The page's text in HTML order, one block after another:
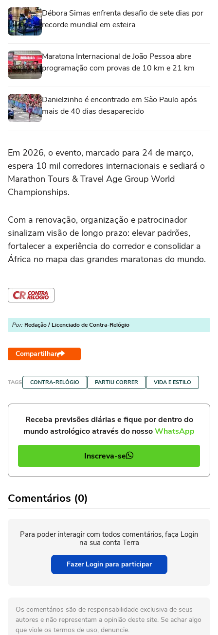
Débora Simas enfrenta desafio de sete dias por
recorde mundial em esteira
Maratona Internacional de João Pessoa abre
programação com provas de 10 km e 21 km
Danielzinho é encontrado em São Paulo após
mais de 40 dias desaparecido
Em 2026, o evento, marcado para 24 de março,
espera 10 mil corredores internacionais e sediará o
Marathon Tours & Travel Age Group World
Championships.
Com a renovação, organização e patrocinador
sinalizam visão de longo prazo: elevar padrões,
fortalecer a experiência do corredor e consolidar a
África no mapa das grandes maratonas do mundo.
Por: Redação / Licenciado de Contra-Relógio
Compartilhar
TAGS CONTRA-RELÓGIO PARTIU CORRER VIDA E ESTILO
Receba previsões diárias e fique por dentro do
mundo astrológico através do nossoWhatsApp
Inscreva-se
Comentários (0)
Para poder interagir com todos comentários, faça Login
na sua conta Terra
Fazer Login para participar
Os comentários são de responsabilidade exclusiva de seus
autores e não representam a opinião deste site. Se achar algo
que viole os termos de uso, denuncie.